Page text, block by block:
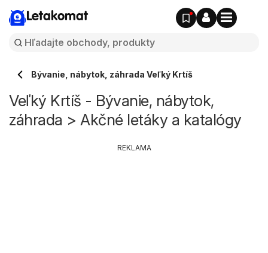
Letakomat
Bývanie, nábytok, záhrada Veľký Krtíš
Veľký Krtíš - Bývanie, nábytok,
záhrada > Akčné letáky a katalógy
REKLAMA